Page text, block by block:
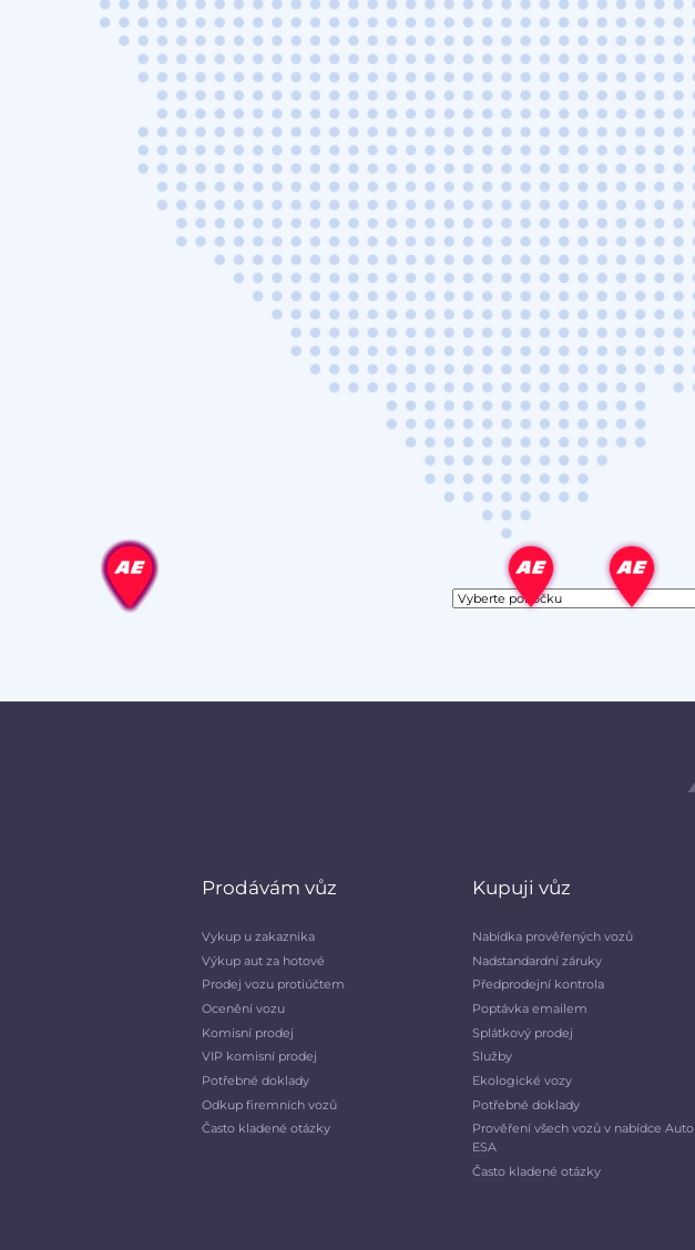
Prodávám vůz
Vykup u zakaznika
Výkup aut za hotové
Prodej vozu protiúčtem
Ocenění vozu
Komisní prodej
VIP komisní prodej
Potřebné doklady
Odkup firemních vozů
Často kladené otázky
Kupuji vůz
Nabídka prověřených vozů
Nadstandardní záruky
Předprodejní kontrola
Poptávka emailem
Splátkový prodej
Služby
Ekologické vozy
Potřebné doklady
Prověření všech vozů v nabídce Auto
ESA
Často kladené otázky